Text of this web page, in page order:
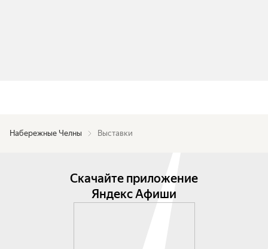
Набережные Челны Выставки
Скачайте приложение
Яндекс Афиши